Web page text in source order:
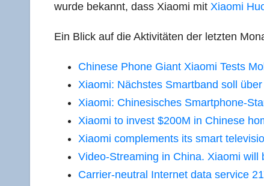
wur­de bekannt, dass Xiao­mi mit Xiao­mi
Ein Blick auf die Akti­vi­tä­ten der letz­ten
Chi­ne­se Pho­ne Giant Xiao­mi Tests
Xiao­mi: Nächs­tes Smart­band soll
Xiao­mi: Chi­ne­si­sches Smart­phone-
Xiao­mi to invest $200M in Chi­ne­se
Xiao­mi com­ple­ments its smart
Video-Strea­ming in Chi­na. Xiao­mi will
Car­ri­er-neu­tral Inter­net data ser­vice